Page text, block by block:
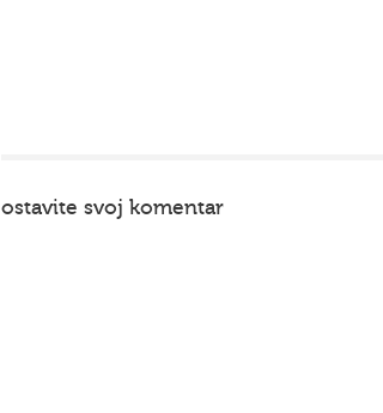
ostavite svoj komentar